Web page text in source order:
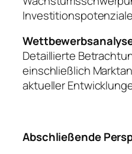
Detaillierte
einschließlich
aktueller
Abschließende